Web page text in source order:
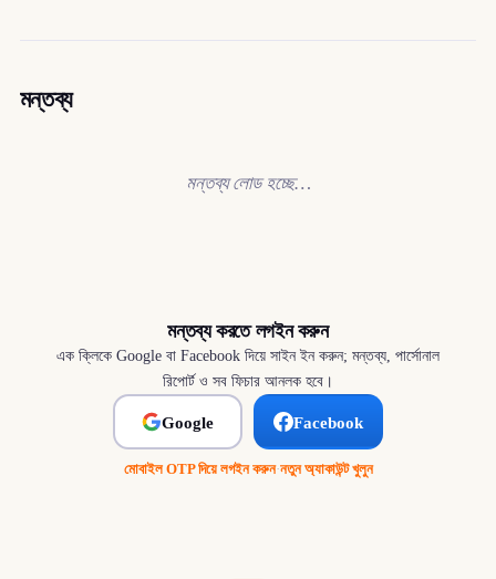
মন্তব্য
মন্তব্য লোড হচ্ছে…
মন্তব্য করতে লগইন করুন
এক ক্লিকে Google বা Facebook দিয়ে সাইন ইন করুন; মন্তব্য, পার্সোনাল
রিপোর্ট ও সব ফিচার আনলক হবে।
Google Facebook
মোবাইল OTP দিয়ে লগইন করুন·নতুন অ্যাকাউন্ট খুলুন